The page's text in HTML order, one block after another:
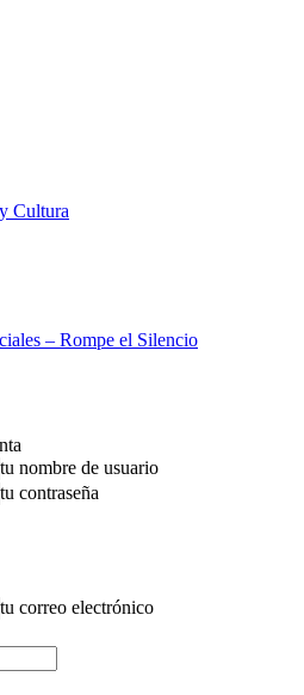
Cultura
– Rompe el Silencio
tu nombre de usuario
tu contraseña
tu correo electrónico